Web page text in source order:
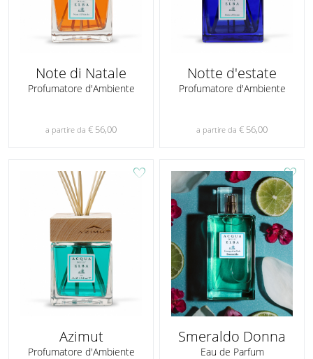
Note di Natale
Profumatore d'Ambiente
a partire da € 56,00
Notte d'estate
Profumatore d'Ambiente
a partire da € 56,00
favorite
Azimut
Profumatore d'Ambiente
favorite
Smeraldo Donna
Eau de Parfum